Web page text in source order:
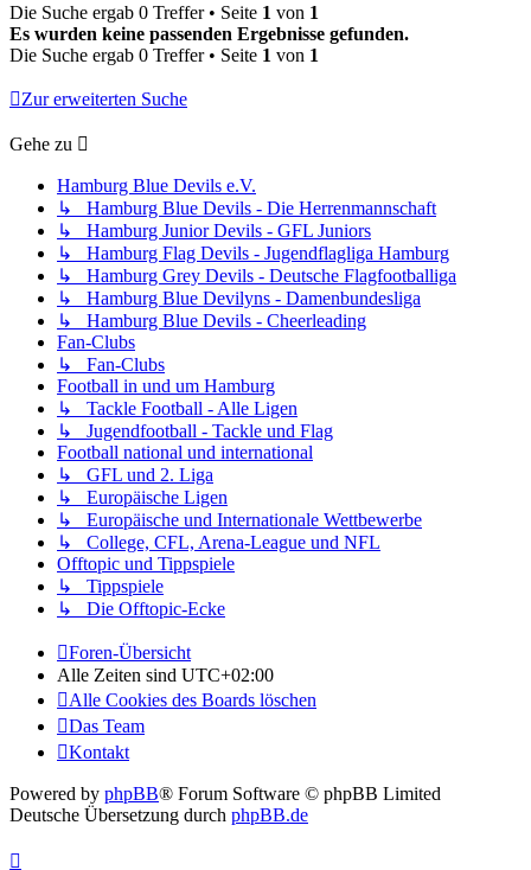
Die Suche ergab 0 Treffer • Seite 1 von 1
Es wurden keine passenden Ergebnisse gefunden.
Die Suche ergab 0 Treffer • Seite 1 von 1
Zur erweiterten Suche
Gehe zu
Hamburg Blue Devils e.V.
↳ Hamburg Blue Devils - Die Herrenmannschaft
↳ Hamburg Junior Devils - GFL Juniors
↳ Hamburg Flag Devils - Jugendflagliga Hamburg
↳ Hamburg Grey Devils - Deutsche Flagfootballiga
↳ Hamburg Blue Devilyns - Damenbundesliga
↳ Hamburg Blue Devils - Cheerleading
Fan-Clubs
↳ Fan-Clubs
Football in und um Hamburg
↳ Tackle Football - Alle Ligen
↳ Jugendfootball - Tackle und Flag
Football national und international
↳ GFL und 2. Liga
↳ Europäische Ligen
↳ Europäische und Internationale Wettbewerbe
↳ College, CFL, Arena-League und NFL
Offtopic und Tippspiele
↳ Tippspiele
↳ Die Offtopic-Ecke
Foren-Übersicht
Alle Zeiten sind UTC+02:00
Alle Cookies des Boards löschen
Das Team
Kontakt
Powered by phpBB® Forum Software © phpBB Limited
Deutsche Übersetzung durch phpBB.de